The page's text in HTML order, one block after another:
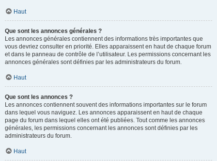
Haut
Que sont les annonces générales ?
Les annonces générales contiennent des informations très importantes que
vous devriez consulter en priorité. Elles apparaissent en haut de chaque forum
et dans le panneau de contrôle de l’utilisateur. Les permissions concernant les
annonces générales sont définies par les administrateurs du forum.
Haut
Que sont les annonces ?
Les annonces contiennent souvent des informations importantes sur le forum
dans lequel vous naviguez. Les annonces apparaissent en haut de chaque
page du forum dans lequel elles ont été publiées. Tout comme les annonces
générales, les permissions concernant les annonces sont définies par les
administrateurs du forum.
Haut